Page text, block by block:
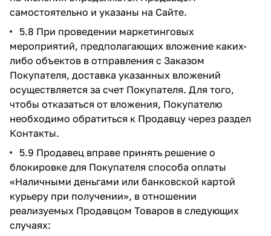
самостоятельно и указаны на Сайте.
5.8 При проведении маркетинговых
мероприятий, предполагающих вложение каких-
либо объектов в отправления с Заказом
Покупателя, доставка указанных вложений
осуществляется за счет Покупателя. Для того,
чтобы отказаться от вложения, Покупателю
необходимо обратиться к Продавцу через раздел
Контакты.
5.9 Продавец вправе принять решение о
блокировке для Покупателя способа оплаты
«Наличными деньгами или банковской картой
курьеру при получении», в отношении
реализуемых Продавцом Товаров в следующих
случаях: